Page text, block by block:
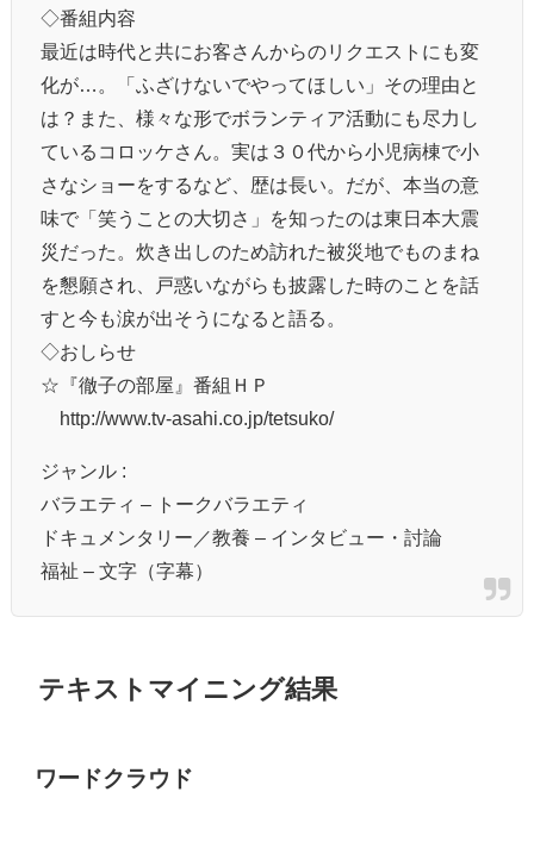
◇番組内容
最近は時代と共にお客さんからのリクエストにも変
化が…。「ふざけないでやってほしい」その理由と
は？また、様々な形でボランティア活動にも尽力し
ているコロッケさん。実は３０代から小児病棟で小
さなショーをするなど、歴は長い。だが、本当の意
味で「笑うことの大切さ」を知ったのは東日本大震
災だった。炊き出しのため訪れた被災地でものまね
を懇願され、戸惑いながらも披露した時のことを話
すと今も涙が出そうになると語る。
◇おしらせ
☆『徹子の部屋』番組ＨＰ
http://www.tv-asahi.co.jp/tetsuko/
ジャンル :
バラエティ – トークバラエティ
ドキュメンタリー／教養 – インタビュー・討論
福祉 – 文字（字幕）
テキストマイニング結果
ワードクラウド